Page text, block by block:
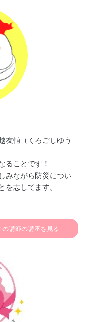
リングなど腸脳活性
も勤務
友輔（くろごしゆう
ることです！
みながら防災につい
を志してます。
の講師の講座を見る